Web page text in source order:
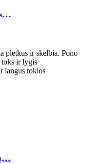
pletkus ir skelbia. Pono
toks ir lygis
langus tokios